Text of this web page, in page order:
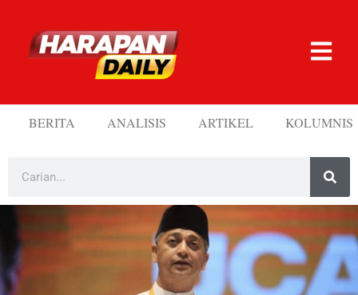
BERITA ANALISIS ARTIKEL KOLUMNIS